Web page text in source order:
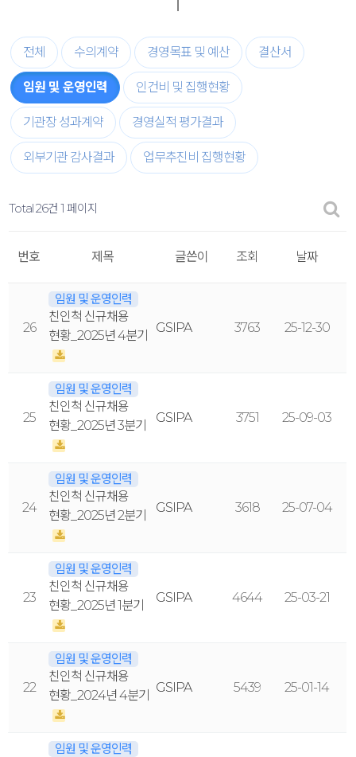
전체 수의계약 경영목표 및 예산 결산서
임원 및 운영인력 인건비 및 집행현황
기관장 성과계약 경영실적 평가결과
외부기관 감사결과 업무추진비 집행현황
Total 26건 1 페이지
번호 제목 글쓴이 조회 날짜
26
임원 및 운영인력
친인척 신규채용
현황_2025년 4분기
GSIPA 3763 25-12-30
25
임원 및 운영인력
친인척 신규채용
현황_2025년 3분기
GSIPA 3751 25-09-03
24
임원 및 운영인력
친인척 신규채용
현황_2025년 2분기
GSIPA 3618 25-07-04
23
임원 및 운영인력
친인척 신규채용
현황_2025년 1분기
GSIPA 4644 25-03-21
22
임원 및 운영인력
친인척 신규채용
현황_2024년 4분기
GSIPA 5439 25-01-14
임원 및 운영인력